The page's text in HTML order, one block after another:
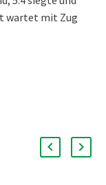
wartet mit Zug